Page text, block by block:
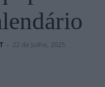
- 22 de Julho, 2025